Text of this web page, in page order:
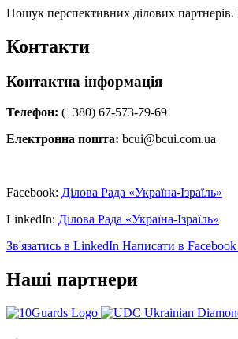
Пошук перспективних ділових партнерів.
Контакти
Контактна інформація
Телефон: (+380) 67-573-79-69
Електронна пошта: bcui@bcui.com.ua
Facebook: Ділова Рада «Україна-Ізраїль»
LinkedIn: Ділова Рада «Україна-Ізраїль»
Зв'язатись в LinkedIn Написати в Facebook
Наші партнери